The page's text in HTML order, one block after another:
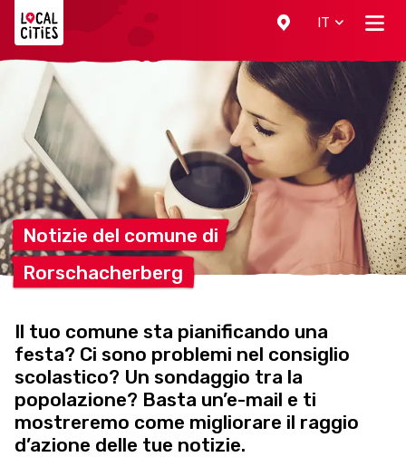
IT
Notizie del comune di
Rorschacherberg
Il tuo comune sta pianificando una
festa? Ci sono problemi nel consiglio
scolastico? Un sondaggio tra la
popolazione? Basta un’e-mail e ti
mostreremo come migliorare il raggio
d’azione delle tue notizie.